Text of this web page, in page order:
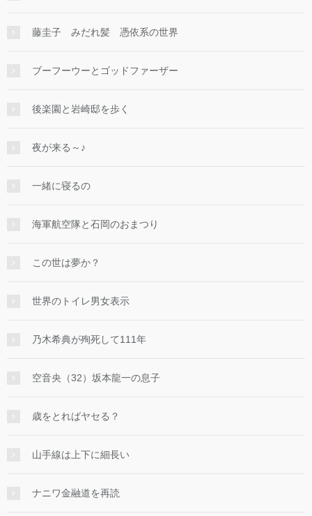
藤圭子 みだれ髪 憑依系の世界
ブーフーウーとゴッドファーザー
後楽園と岩崎邸を歩く
夜が来る～♪
一緒に寝るの
海軍航空隊と石岡のおまつり
この世は夢か？
世界のトイレ男女表示
乃木希典が殉死して111年
空音央（32）坂本龍一の息子
歳をとればヤセる？
山手線は上下に細長い
ナニワ金融道を再読